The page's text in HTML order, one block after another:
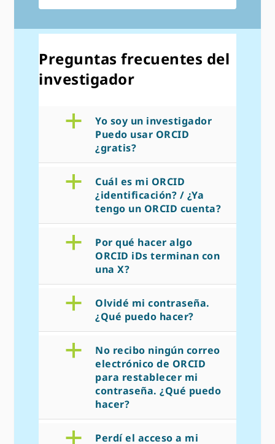
Preguntas frecuentes del
investigador
a
Yo soy un investigador
Puedo usar ORCID
¿gratis?
a
Cuál es mi ORCID
¿identificación? / ¿Ya
tengo un ORCID cuenta?
a
Por qué hacer algo
ORCID iDs terminan con
una X?
a
Olvidé mi contraseña.
¿Qué puedo hacer?
a
No recibo ningún correo
electrónico de ORCID
para restablecer mi
contraseña. ¿Qué puedo
hacer?
a
Perdí el acceso a mi